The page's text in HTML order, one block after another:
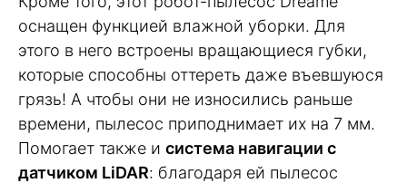
оснащен функцией влажной уборки. Для
этого в него встроены вращающиеся губки,
которые способны оттереть даже въевшуюся
грязь! А чтобы они не износились раньше
времени, пылесос приподнимает их на 7 мм.
Помогает также и система навигации с
датчиком LiDAR: благодаря ей пылесос